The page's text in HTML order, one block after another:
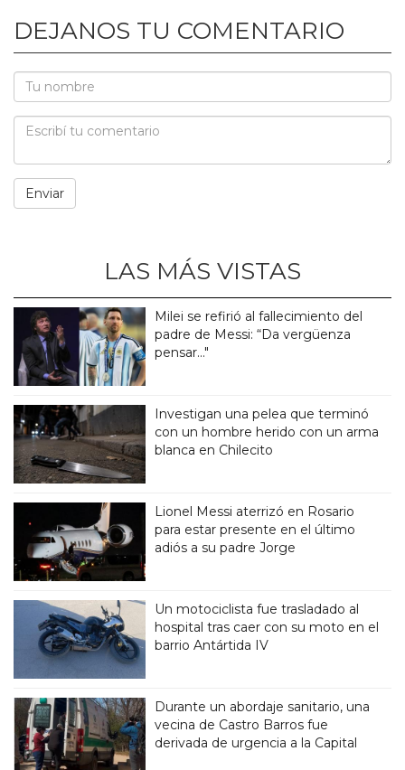
DEJANOS TU COMENTARIO
LAS MÁS VISTAS
Milei se refirió al fallecimiento del
padre de Messi: “Da vergüenza
pensar..."
Investigan una pelea que terminó
con un hombre herido con un arma
blanca en Chilecito
Lionel Messi aterrizó en Rosario
para estar presente en el último
adiós a su padre Jorge
Un motociclista fue trasladado al
hospital tras caer con su moto en el
barrio Antártida IV
Durante un abordaje sanitario, una
vecina de Castro Barros fue
derivada de urgencia a la Capital